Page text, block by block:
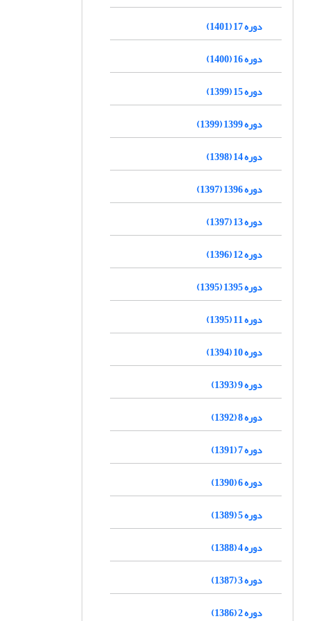
دوره 17 (1401)
دوره 16 (1400)
دوره 15 (1399)
دوره 1399 (1399)
دوره 14 (1398)
دوره 1396 (1397)
دوره 13 (1397)
دوره 12 (1396)
دوره 1395 (1395)
دوره 11 (1395)
دوره 10 (1394)
دوره 9 (1393)
دوره 8 (1392)
دوره 7 (1391)
دوره 6 (1390)
دوره 5 (1389)
دوره 4 (1388)
دوره 3 (1387)
دوره 2 (1386)